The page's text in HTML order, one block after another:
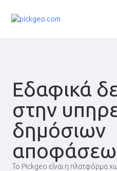
Εδαφικά
στην
δημόσιων
Το Pickgeo είναι η πλατφόρμα